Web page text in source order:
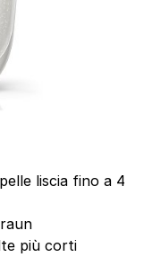
liscia fino a 4
più corti